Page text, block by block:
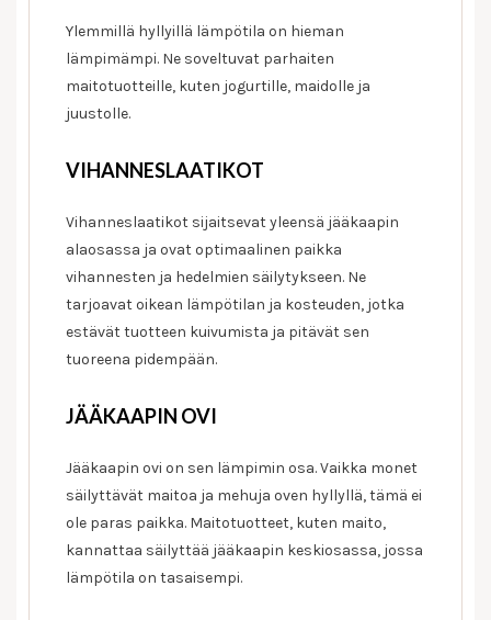
Ylemmillä hyllyillä lämpötila on hieman
lämpimämpi. Ne soveltuvat parhaiten
maitotuotteille, kuten jogurtille, maidolle ja
juustolle.
VIHANNESLAATIKOT
Vihanneslaatikot sijaitsevat yleensä jääkaapin
alaosassa ja ovat optimaalinen paikka
vihannesten ja hedelmien säilytykseen. Ne
tarjoavat oikean lämpötilan ja kosteuden, jotka
estävät tuotteen kuivumista ja pitävät sen
tuoreena pidempään.
JÄÄKAAPIN OVI
Jääkaapin ovi on sen lämpimin osa. Vaikka monet
säilyttävät maitoa ja mehuja oven hyllyllä, tämä ei
ole paras paikka. Maitotuotteet, kuten maito,
kannattaa säilyttää jääkaapin keskiosassa, jossa
lämpötila on tasaisempi.